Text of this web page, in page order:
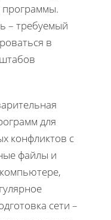
программы.
– требуемый
в
для
конфликтов с
файлы и
сети –